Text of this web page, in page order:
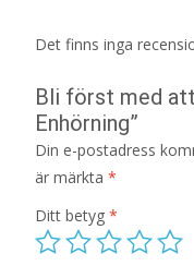
Det finns inga
Bli först med
Enhörning”
Din e-postadress
är märkta *
Ditt betyg *